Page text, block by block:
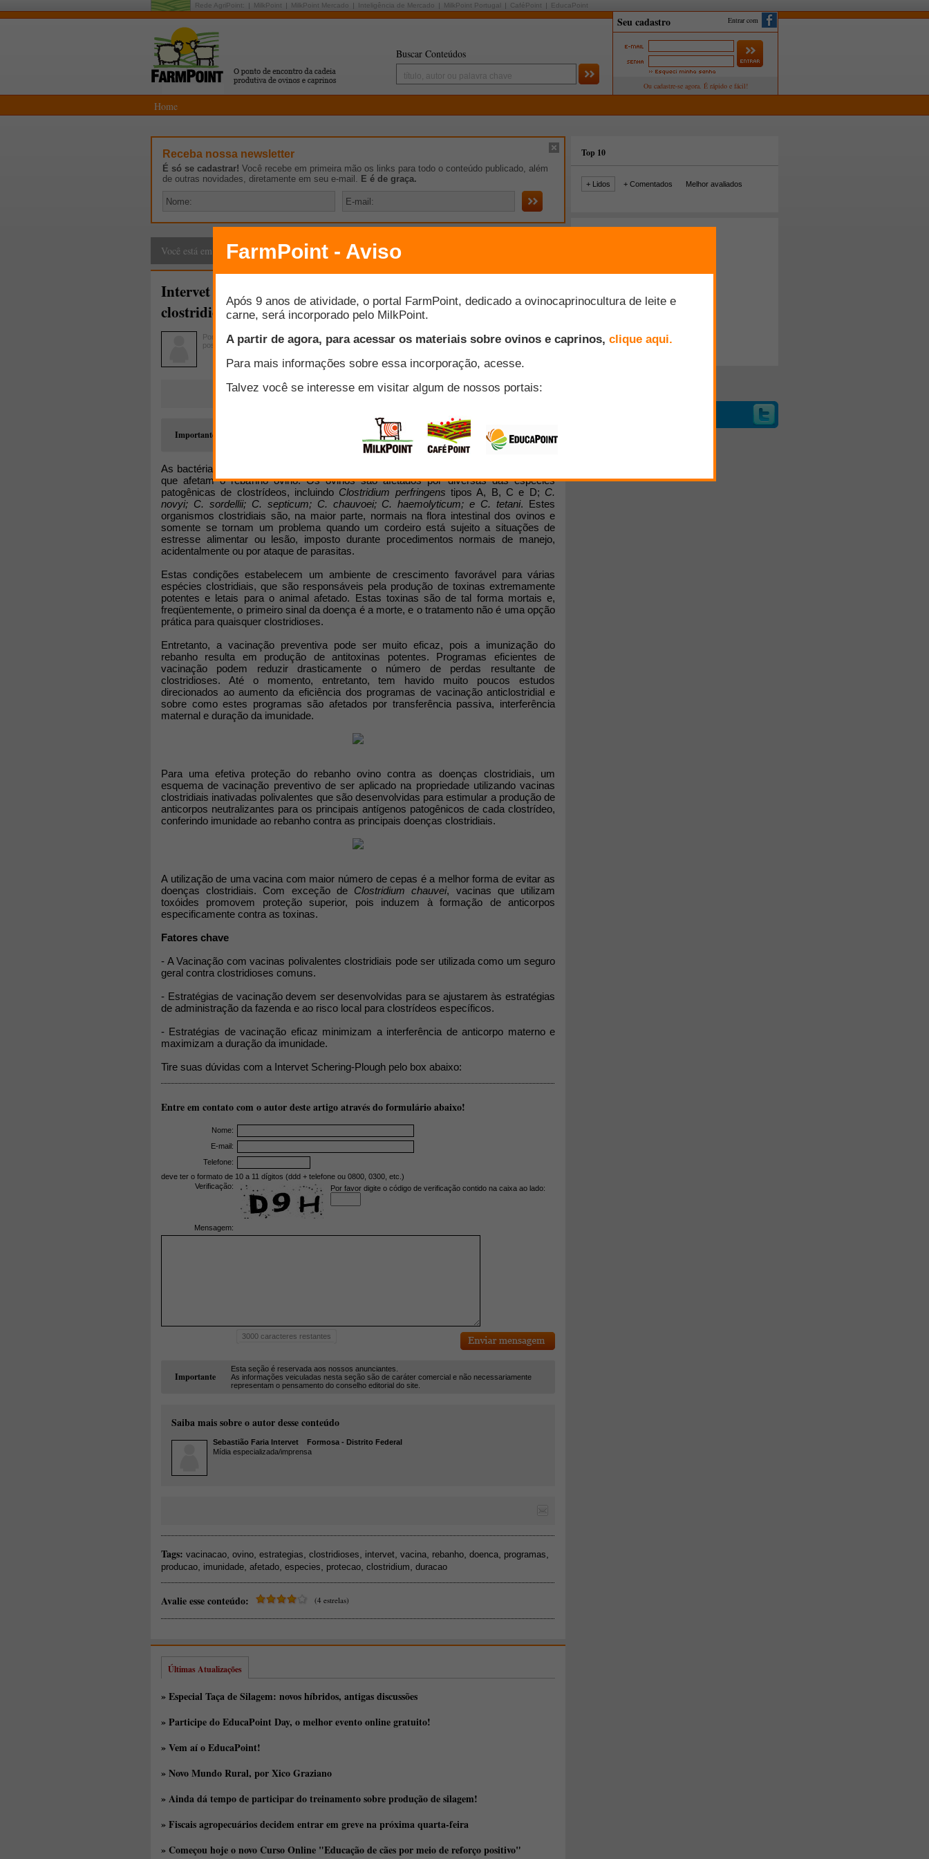
Rede AgriPoint: MilkPoint MilkPoint Mercado Inteligência de Mercado MilkPoint Portugal CaféPoint EducaPoint
Buscar Conteúdos
Entrar com
Home
Receba nossa newsletter
É só se cadastrar! Você recebe em primeira mão os links para todo o conteúdo publicado, além
de outras novidades, diretamente em seu e-mail. E é de graça.
Você está em: Parceiros>Novidades
Intervet alerta: Estratégias de vacinação eficaz contra
clostridioses em ovinos
Por
Sebastião Faria Intervet
postado em 26/11/2008
Importante
Esta seção é reservada aos nossos anunciantes.
As informações veiculadas nesta seção são de caráter comercial e não necessariamente
representam o pensamento do conselho editorial do site.
As bactérias clostridiais são reconhecidas mundialmente como importantes patógenos
que afetam o rebanho ovino. Os ovinos são afetados por diversas das espécies
patogênicas de clostrídeos, incluindo Clostridium perfringens tipos A, B, C e D; C.
novyi; C. sordellii; C. septicum; C. chauvoei; C. haemolyticum; e C. tetani. Estes
organismos clostridiais são, na maior parte, normais na flora intestinal dos ovinos e
somente se tornam um problema quando um cordeiro está sujeito a situações de
estresse alimentar ou lesão, imposto durante procedimentos normais de manejo,
acidentalmente ou por ataque de parasitas.
Estas condições estabelecem um ambiente de crescimento favorável para várias
espécies clostridiais, que são responsáveis pela produção de toxinas extremamente
potentes e letais para o animal afetado. Estas toxinas são de tal forma mortais e,
freqüentemente, o primeiro sinal da doença é a morte, e o tratamento não é uma opção
prática para quaisquer clostridioses.
Entretanto, a vacinação preventiva pode ser muito eficaz, pois a imunização do
rebanho resulta em produção de antitoxinas potentes. Programas eficientes de
vacinação podem reduzir drasticamente o número de perdas resultante de
clostridioses. Até o momento, entretanto, tem havido muito poucos estudos
direcionados ao aumento da eficiência dos programas de vacinação anticlostridial e
sobre como estes programas são afetados por transferência passiva, interferência
maternal e duração da imunidade.
Para uma efetiva proteção do rebanho ovino contra as doenças clostridiais, um
esquema de vacinação preventivo de ser aplicado na propriedade utilizando vacinas
clostridiais inativadas polivalentes que são desenvolvidas para estimular a produção de
anticorpos neutralizantes para os principais antígenos patogênicos de cada clostrídeo,
conferindo imunidade ao rebanho contra as principais doenças clostridiais.
A utilização de uma vacina com maior número de cepas é a melhor forma de evitar as
doenças clostridiais. Com exceção de Clostridium chauvei, vacinas que utilizam
toxóides promovem proteção superior, pois induzem à formação de anticorpos
especificamente contra as toxinas.
Fatores chave
- A Vacinação com vacinas polivalentes clostridiais pode ser utilizada como um seguro
geral contra clostridioses comuns.
- Estratégias de vacinação devem ser desenvolvidas para se ajustarem às estratégias
de administração da fazenda e ao risco local para clostrídeos específicos.
- Estratégias de vacinação eficaz minimizam a interferência de anticorpo materno e
maximizam a duração da imunidade.
Tire suas dúvidas com a Intervet Schering-Plough pelo box abaixo:
Entre em contato com o autor deste artigo através do formulário abaixo!
Nome:
E-mail:
Telefone:
deve ter o formato de 10 a 11 dígitos (ddd + telefone ou 0800, 0300, etc.)
Verificação:
Por favor digite o código de verificação contido na caixa ao lado:
Mensagem:
3000 caracteres restantes
Importante
Esta seção é reservada aos nossos anunciantes.
As informações veiculadas nesta seção são de caráter comercial e não necessariamente
representam o pensamento do conselho editorial do site.
Saiba mais sobre o autor desse conteúdo
Sebastião Faria Intervet Formosa - Distrito Federal
Mídia especializada/imprensa
Tags: vacinacao ovino estrategias clostridioses intervet vacina rebanho doenca programas
producao imunidade afetado especies protecao clostridium duracao
Avalie esse conteúdo: (4 estrelas)
Últimas Atualizações
» Especial Taça de Silagem: novos híbridos, antigas discussões
» Participe do EducaPoint Day, o melhor evento online gratuito!
» Vem aí o EducaPoint!
» Novo Mundo Rural, por Xico Graziano
» Ainda dá tempo de participar do treinamento sobre produção de silagem!
» Fiscais agropecuários decidem entrar em greve na próxima quarta-feira
» Começou hoje o novo Curso Online "Educação de cães por meio de reforço positivo"
Top 10
+ Lidos + Comentados Melhor avaliados